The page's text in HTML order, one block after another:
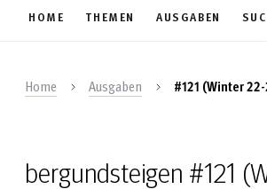
HOME THEMEN AUSGABEN
Home Ausgaben #121 (Winter
bergundsteigen #121